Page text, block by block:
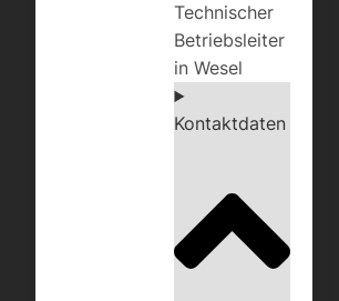
Technischer
Betriebsleiter
in Wesel
Kontaktdaten